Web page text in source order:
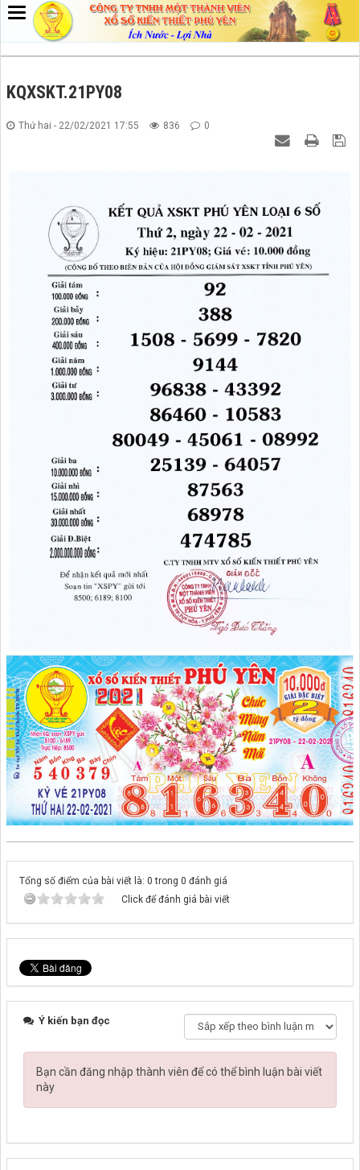
KQXSKT.21PY08
Thứ hai - 22/02/2021 17:55 836 0
Tổng số điểm của bài viết là: 0 trong 0 đánh giá
Click để đánh giá bài viết
Ý kiến bạn đọc
Bạn cần đăng nhập thành viên để có thể bình luận bài viết
này